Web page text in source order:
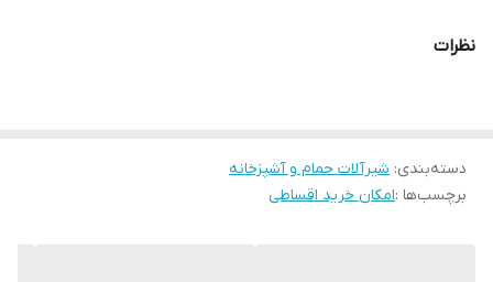
ابعاد سینک
نظرات
دسته‌بندی: شیرآلات حمام و آشپزخانه
برچسب‌ها :امکان خرید اقساطی